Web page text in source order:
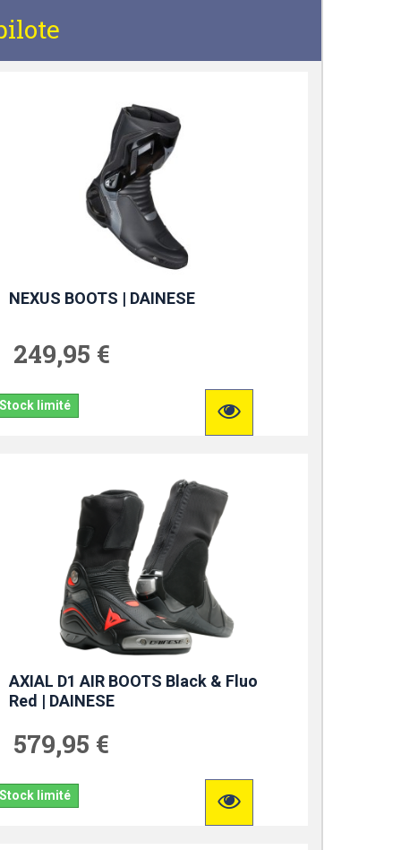
NEXUS BOOTS | DAINESE
249,95 €
Stock limité
AXIAL D1 AIR BOOTS Black & Fluo
Red | DAINESE
579,95 €
Stock limité